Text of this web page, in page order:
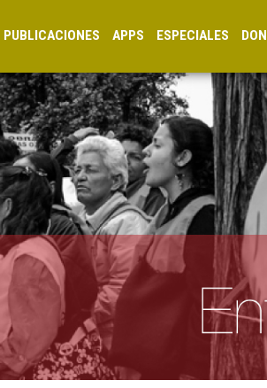
PUBLICACIONES APPS ESPECIALES